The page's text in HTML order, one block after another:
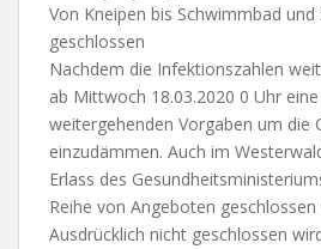
Von Kneipen bis Schwimmbad
geschlossen
Nachdem die Infektionszahlen
ab Mittwoch 18.03.2020 0 Uhr
weitergehenden Vorgaben um die
einzudämmen. Auch im
Erlass des
Reihe von Angeboten geschlossen
Ausdrücklich nicht geschlossen